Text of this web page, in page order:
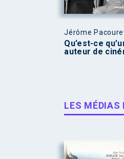
Jérôme
Qu’est-ce
auteur de
LES MÉDIAS